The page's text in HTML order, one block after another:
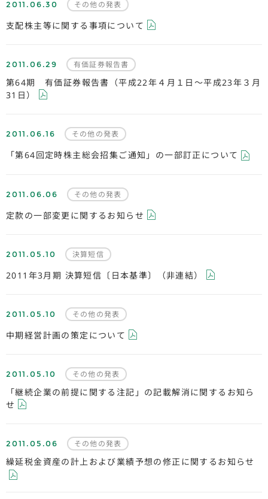
その他の発表
支配株主等に関する事項について
2011.06.29 有価証券報告書
第64期 有価証券報告書（平成22年４月１日～平成23年３月
31日）
2011.06.16 その他の発表
「第64回定時株主総会招集ご通知」の一部訂正について
2011.06.06 その他の発表
定款の一部変更に関するお知らせ
2011.05.10 決算短信
2011年3月期 決算短信〔日本基準〕（非連結）
2011.05.10 その他の発表
中期経営計画の策定について
2011.05.10 その他の発表
「継続企業の前提に関する注記」の記載解消に関するお知ら
せ
2011.05.06 その他の発表
繰延税金資産の計上および業績予想の修正に関するお知らせ